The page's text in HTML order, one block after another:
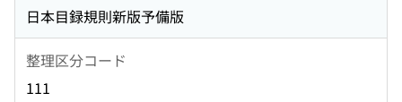
日本目録規則新版予備版
整理区分コード
111